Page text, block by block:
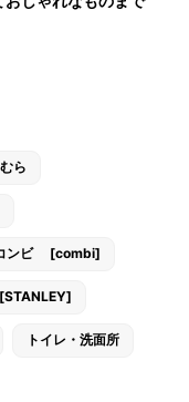
ら
ンビ [combi]
トイレ・洗面所